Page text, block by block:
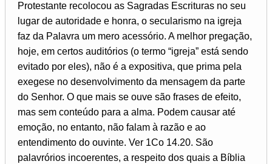
Protestante recolocou as Sagradas Escrituras no seu
lugar de autoridade e honra, o secularismo na igreja
faz da Palavra um mero acessório. A melhor pregação,
hoje, em certos auditórios (o termo “igreja” está sendo
evitado por eles), não é a expositiva, que prima pela
exegese no desenvolvimento da mensagem da parte
do Senhor. O que mais se ouve são frases de efeito,
mas sem conteúdo para a alma. Podem causar até
emoção, no entanto, não falam à razão e ao
entendimento do ouvinte. Ver 1Co 14.20. São
palavrórios incoerentes, a respeito dos quais a Bíblia